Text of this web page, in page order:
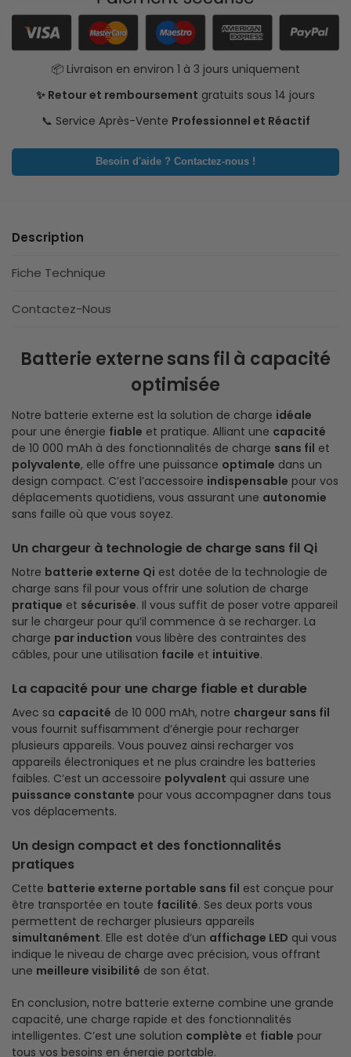
📦 Livraison en environ 1 à 3 jours uniquement
✨ Retour et remboursement gratuits sous 14 jours
📞 Service Après-Vente Professionnel et Réactif
Besoin d'aide ? Contactez-nous !
Description
Fiche Technique
Contactez-Nous
Batterie externe sans fil à capacité
optimisée
Notre batterie externe est la solution de charge idéale
pour une énergie fiable et pratique. Alliant une capacité
de 10 000 mAh à des fonctionnalités de charge sans fil et
polyvalente, elle offre une puissance optimale dans un
design compact. C’est l’accessoire indispensable pour vos
déplacements quotidiens, vous assurant une autonomie
sans faille où que vous soyez.
Un chargeur à technologie de charge sans fil Qi
Notre batterie externe Qi est dotée de la technologie de
charge sans fil pour vous offrir une solution de charge
pratique et sécurisée. Il vous suffit de poser votre appareil
sur le chargeur pour qu’il commence à se recharger. La
charge par induction vous libère des contraintes des
câbles, pour une utilisation facile et intuitive.
La capacité pour une charge fiable et durable
Avec sa capacité de 10 000 mAh, notre chargeur sans fil
vous fournit suffisamment d’énergie pour recharger
plusieurs appareils. Vous pouvez ainsi recharger vos
appareils électroniques et ne plus craindre les batteries
faibles. C’est un accessoire polyvalent qui assure une
puissance constante pour vous accompagner dans tous
vos déplacements.
Un design compact et des fonctionnalités
pratiques
Cette batterie externe portable sans fil est conçue pour
être transportée en toute facilité. Ses deux ports vous
permettent de recharger plusieurs appareils
simultanément. Elle est dotée d’un affichage LED qui vous
indique le niveau de charge avec précision, vous offrant
une meilleure visibilité de son état.
En conclusion, notre batterie externe combine une grande
capacité, une charge rapide et des fonctionnalités
intelligentes. C’est une solution complète et fiable pour
tous vos besoins en énergie portable.